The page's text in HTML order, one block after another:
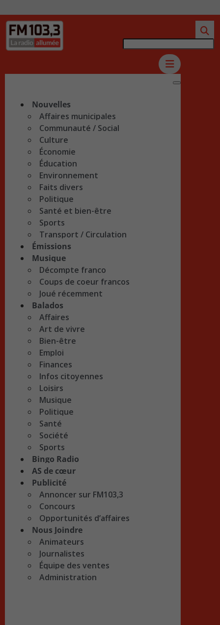
Nouvelles
Affaires municipales
Communauté / Social
Culture
Économie
Éducation
Environnement
Faits divers
Politique
Santé et bien-être
Sports
Transport / Circulation
Émissions
Musique
Décompte franco
Coups de coeur francos
Joué récemment
Balados
Affaires
Art de vivre
Bien-être
Emploi
Finances
Infos citoyennes
Loisirs
Musique
Politique
Santé
Société
Sports
Bingo Radio
AS de cœur
Publicité
Annoncer sur FM103,3
Concours
Opportunités d’affaires
Nous Joindre
Animateurs
Journalistes
Équipe des ventes
Administration